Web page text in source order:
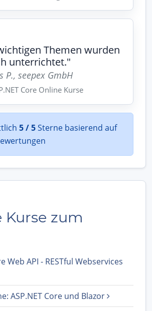
Themen wurden
unterrichtet."
P., seepex GmbH
Core Online Kurse
5 / 5Sterne basierend auf
Kurse zum
Web API - RESTful Webservices
ASP.NET Core und Blazor